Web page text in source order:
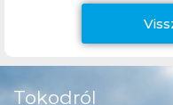
Tokodról